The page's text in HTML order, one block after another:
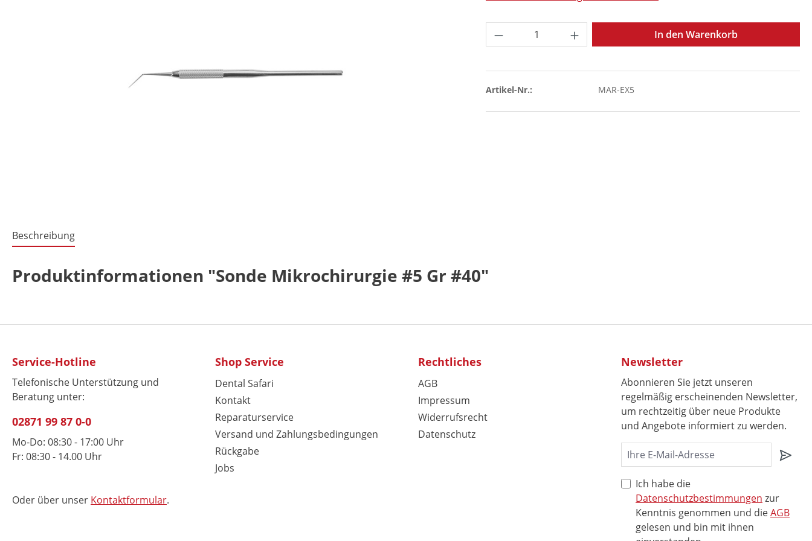
Produkt Anzahl: Gib den gewünschten Wert
In den Warenkorb
Artikel-Nr.: MAR-EX5
Beschreibung
Produktinformationen "Sonde Mikrochirurgie #5 Gr #40"
Service-Hotline
Telefonische Unterstützung und
Beratung unter:
02871 99 87 0-0
Mo-Do: 08:30 - 17:00 Uhr
Fr: 08:30 - 14.00 Uhr
Oder über unser Kontaktformular.
Shop Service
Dental Safari
Kontakt
Reparaturservice
Versand und Zahlungsbedingungen
Rückgabe
Jobs
Rechtliches
AGB
Impressum
Widerrufsrecht
Datenschutz
Newsletter
Abonnieren Sie jetzt unseren
regelmäßig erscheinenden Newsletter,
um rechtzeitig über neue Produkte
und Angebote informiert zu werden.
Ich habe die
Datenschutzbestimmungen zur
Kenntnis genommen und dieAGB
gelesen und bin mit ihnen